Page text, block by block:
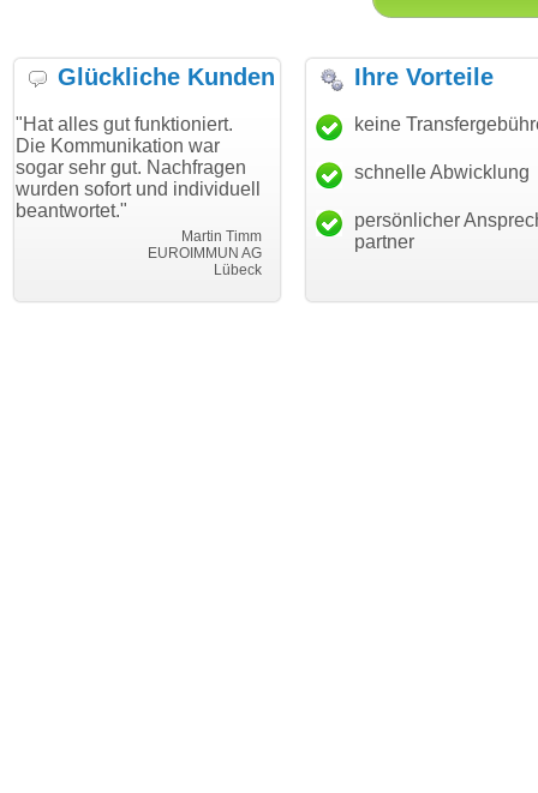
Glückliche Kunden
funktioniert.
war
gut. Nachfragen
und individuell
EUROIMMUN AG
"Danke für den schnellen
Transfer und guten Service!"
Thomas Schäfer
i can eckert communication GmbH
"Ich bin
haben.
mein
Ihre Vorteile
keine
schnelle Abwicklung
persönlicher
partner